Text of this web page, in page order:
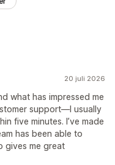
20 juli 2026
what has impressed me
support—I usually
five minutes. I’ve made
has been able to
gives me great